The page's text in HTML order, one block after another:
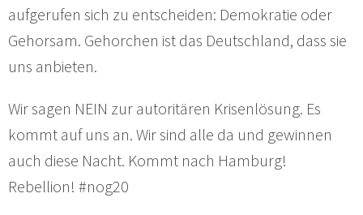
aufgerufen sich zu entscheiden: Demokratie oder
Gehorsam. Gehorchen ist das Deutschland, dass sie
uns anbieten.
Wir sagen NEIN zur autoritären Krisenlösung. Es
kommt auf uns an. Wir sind alle da und gewinnen
auch diese Nacht. Kommt nach Hamburg!
Rebellion! #nog20